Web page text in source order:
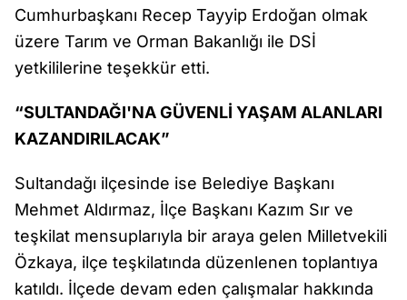
Cumhurbaşkanı Recep Tayyip Erdoğan olmak
üzere Tarım ve Orman Bakanlığı ile DSİ
yetkililerine teşekkür etti.
“SULTANDAĞI'NA GÜVENLİ YAŞAM ALANLARI
KAZANDIRILACAK”
Sultandağı ilçesinde ise Belediye Başkanı
Mehmet Aldırmaz, İlçe Başkanı Kazım Sır ve
teşkilat mensuplarıyla bir araya gelen Milletvekili
Özkaya, ilçe teşkilatında düzenlenen toplantıya
katıldı. İlçede devam eden çalışmalar hakkında